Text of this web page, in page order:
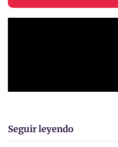
Seguir leyendo